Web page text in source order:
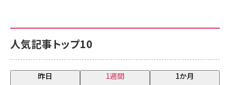
人気記事トップ10
昨日 1週間 1か月